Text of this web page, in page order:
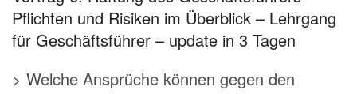
Pflichten und Risiken im Überblick – Lehrgang
für Geschäftsführer – update in 3 Tagen
> Welche Ansprüche können gegen den